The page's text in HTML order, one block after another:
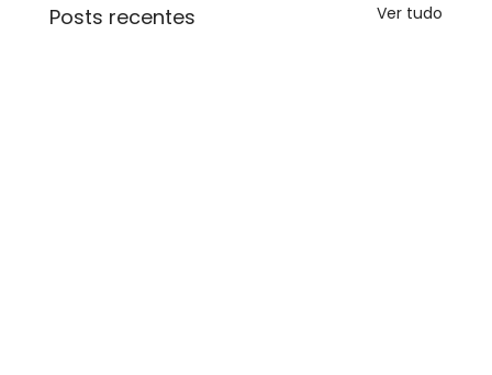
Posts recentes Ver tudo